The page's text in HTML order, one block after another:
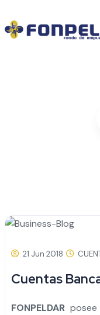
21 Jun 2018
Cuentas
FONPELDARposee